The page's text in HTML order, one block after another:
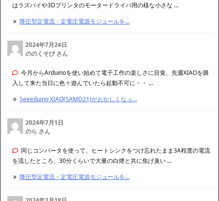
はラズパイや3Dプリンタのモータードライバ用の様な小さな ...
降圧型定電流・定電圧電源モジュールを...
2024年7月24日
ののくそび さん
今月からArduinoを使い始めて電子工作の楽しさに目覚、先週XIAOを購
入して来た当日に色々遊んでいたら起動不可に・・ ...
Seeeduino XIAO(SAMD21)がおかしくなっ...
2024年7月1日
のら さん
同じコンバータを使って、ヒートシンクをつけ忘れたまま3A程度の電流
を流したところ、30分くらいで大量の白煙と共に焦げ臭い ...
降圧型定電流・定電圧電源モジュールを...